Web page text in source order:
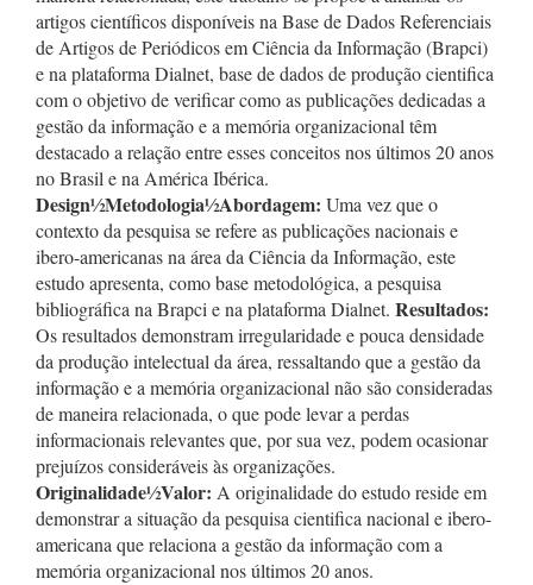
artigos científicos disponíveis na Base de Dados Referenciais
de Artigos de Periódicos em Ciência da Informação (Brapci)
e na plataforma Dialnet, base de dados de produção cientifica
com o objetivo de verificar como as publicações dedicadas a
gestão da informação e a memória organizacional têm
destacado a relação entre esses conceitos nos últimos 20 anos
no Brasil e na América Ibérica.
Design½Metodologia½Abordagem: Uma vez que o
contexto da pesquisa se refere as publicações nacionais e
ibero-americanas na área da Ciência da Informação, este
estudo apresenta, como base metodológica, a pesquisa
bibliográfica na Brapci e na plataforma Dialnet. Resultados:
Os resultados demonstram irregularidade e pouca densidade
da produção intelectual da área, ressaltando que a gestão da
informação e a memória organizacional não são consideradas
de maneira relacionada, o que pode levar a perdas
informacionais relevantes que, por sua vez, podem ocasionar
prejuízos consideráveis às organizações.
Originalidade½Valor: A originalidade do estudo reside em
demonstrar a situação da pesquisa cientifica nacional e ibero-
americana que relaciona a gestão da informação com a
memória organizacional nos últimos 20 anos.